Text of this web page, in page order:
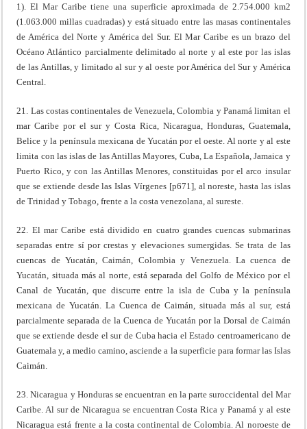
1). El Mar Caribe tiene una superficie aproximada de 2.754.000 km2
(1.063.000 millas cuadradas) y está situado entre las masas continentales
de América del Norte y América del Sur. El Mar Caribe es un brazo del
Océano Atlántico parcialmente delimitado al norte y al este por las islas
de las Antillas, y limitado al sur y al oeste por América del Sur y América
Central.
21. Las costas continentales de Venezuela, Colombia y Panamá limitan el
mar Caribe por el sur y Costa Rica, Nicaragua, Honduras, Guatemala,
Belice y la península mexicana de Yucatán por el oeste. Al norte y al este
limita con las islas de las Antillas Mayores, Cuba, La Española, Jamaica y
Puerto Rico, y con las Antillas Menores, constituidas por el arco insular
que se extiende desde las Islas Vírgenes [p671], al noreste, hasta las islas
de Trinidad y Tobago, frente a la costa venezolana, al sureste.
22. El mar Caribe está dividido en cuatro grandes cuencas submarinas
separadas entre sí por crestas y elevaciones sumergidas. Se trata de las
cuencas de Yucatán, Caimán, Colombia y Venezuela. La cuenca de
Yucatán, situada más al norte, está separada del Golfo de México por el
Canal de Yucatán, que discurre entre la isla de Cuba y la península
mexicana de Yucatán. La Cuenca de Caimán, situada más al sur, está
parcialmente separada de la Cuenca de Yucatán por la Dorsal de Caimán
que se extiende desde el sur de Cuba hacia el Estado centroamericano de
Guatemala y, a medio camino, asciende a la superficie para formar las Islas
Caimán.
23. Nicaragua y Honduras se encuentran en la parte suroccidental del Mar
Caribe. Al sur de Nicaragua se encuentran Costa Rica y Panamá y al este
Nicaragua está frente a la costa continental de Colombia. Al noroeste de